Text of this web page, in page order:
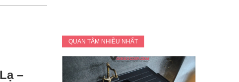
–
QUAN TÂM NHIỀU NHẤT